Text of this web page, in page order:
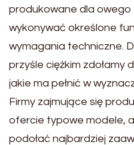
produkowane dla owego
wykonywać określone
wymagania techniczne.
przyśle ciężkim
jakie ma pełnić w
Firmy zajmujące się
ofercie typowe modele,
podołać najbardziej